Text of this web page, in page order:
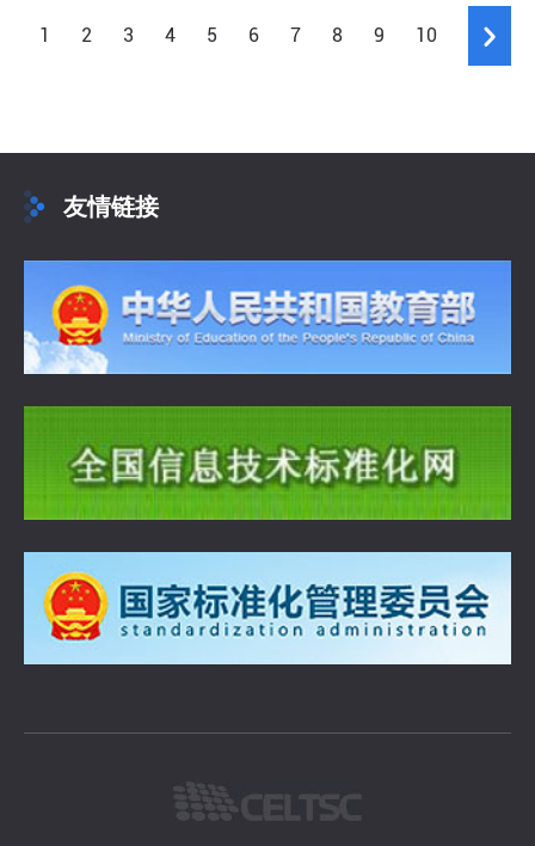
1 2 3 4 5 6 7 8 9 10
友情链接